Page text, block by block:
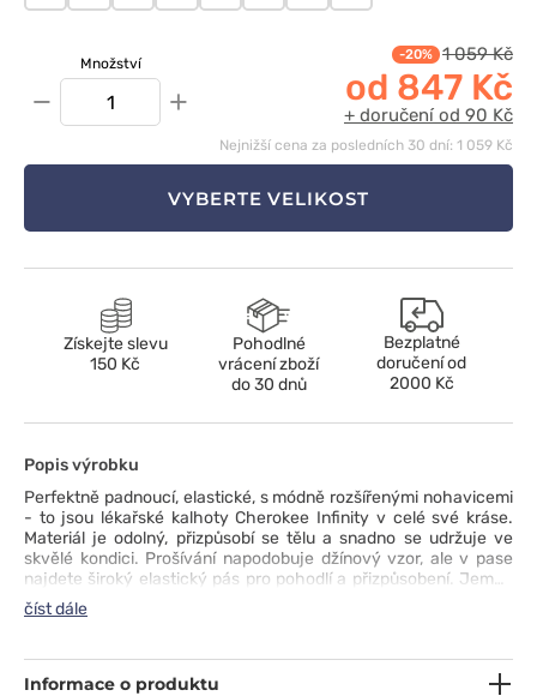
Množství
− +
-20% 1 059 Kč
od 847 Kč
+ doručení od 90 Kč
Nejnižší cena za posledních 30 dní: 1 059 Kč
VYBERTE VELIKOST
Získejte slevu
150 Kč
Pohodlné
vrácení zboží
do 30 dnů
Bezplatné
doručení od
2000 Kč
Popis výrobku
Perfektně padnoucí, elastické, s módně rozšířenými nohavicemi
- to jsou lékařské kalhoty Cherokee Infinity v celé své kráse.
Materiál je odolný, přizpůsobí se tělu a snadno se udržuje ve
skvělé kondici. Prošívání napodobuje džínový vzor, ale v pase
najdete široký elastický pás pro pohodlí a přizpůsobení. Jemně
naškrábané kapsy jsou prostorné - ideální na telefon, malý
zápisník a psací potřeby. Díky manžetám a rozparkům ve spodní
srocovat na botách. Perfektní! ;)
číst dále
Informace o produktu